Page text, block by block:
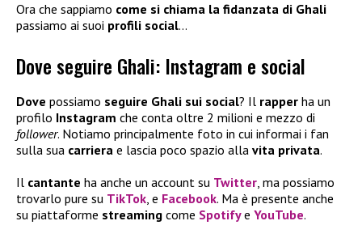
Ora che sappiamo come si chiama la fidanzata di Ghali
passiamo ai suoi profili social…
Dove seguire Ghali: Instagram e social
Dove possiamo seguire Ghali sui social? Il rapper ha un
profilo Instagram che conta oltre 2 milioni e mezzo di
follower. Notiamo principalmente foto in cui informai i fan
sulla sua carriera e lascia poco spazio alla vita privata.
Il cantante ha anche un account su Twitter, ma possiamo
trovarlo pure su TikTok, e Facebook. Ma è presente anche
su piattaforme streaming come Spotifye YouTube.